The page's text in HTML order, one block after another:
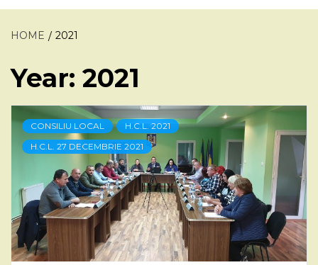
HOME 2021
Year: 2021
CONSILIU LOCAL
H.C.L. 2021
H.C.L. 27 DECEMBRIE 2021